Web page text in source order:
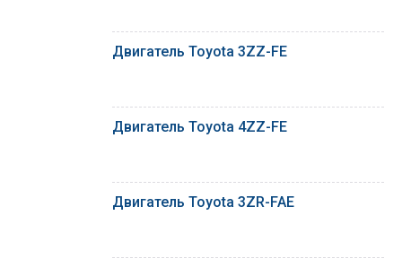
Двигатель Toyota 3ZZ-FE
Двигатель Toyota 4ZZ-FE
Двигатель Toyota 3ZR-FAE